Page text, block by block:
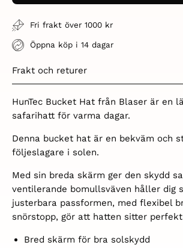
Fri frakt över 1000 kr
Öppna köp i 14 dagar
Frakt och returer
HunTec Bucket Hat från Blaser är en
safarihatt för varma dagar.
Denna bucket hat är en bekväm och
följeslagare i solen.
Med sin breda skärm ger den skydd
ventilerande bomullsväven håller dig
justerbara passformen, med flexibel
snörstopp, gör att hatten sitter
Bred skärm för bra solskydd